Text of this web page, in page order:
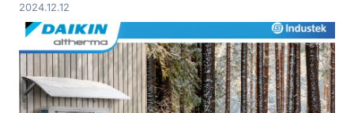
2024.12.12